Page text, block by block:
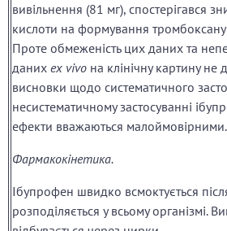
вивільнення (81 мг), спостерігався
кислоти на формування
Проте обмеженість цих даних та
даних ex vivo на клінічну картину не
висновки щодо систематичного
несистематичному застосуванні
ефекти вважаються малоймовірними.
Фармакокінетика.
Ібупрофен швидко всмоктується
розподіляється у всьому організмі.